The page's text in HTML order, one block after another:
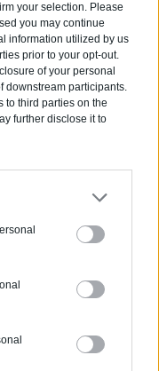
your selection. Please
you may continue
information utilized by us
prior to your opt-out.
of your personal
downstream participants.
to third parties on the
further disclose it to
vous